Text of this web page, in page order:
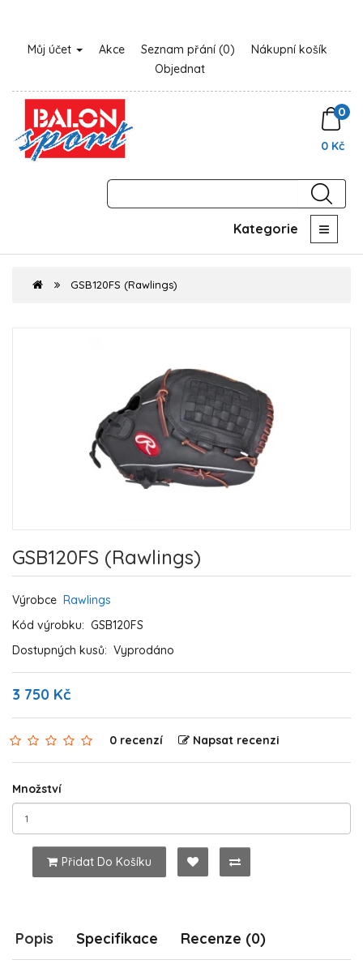
Můj účet Akce Seznam přání (0)
Nákupní košík
Objednat
0
0 Kč
Kategorie
GSB120FS (Rawlings)
GSB120FS (Rawlings)
Výrobce Rawlings
Kód výrobku: GSB120FS
Dostupných kusů: Vyprodáno
3 750 Kč
0 recenzí Napsat recenzi
Množství
Přidat Do Košíku
Popis Specifikace Recenze (0)